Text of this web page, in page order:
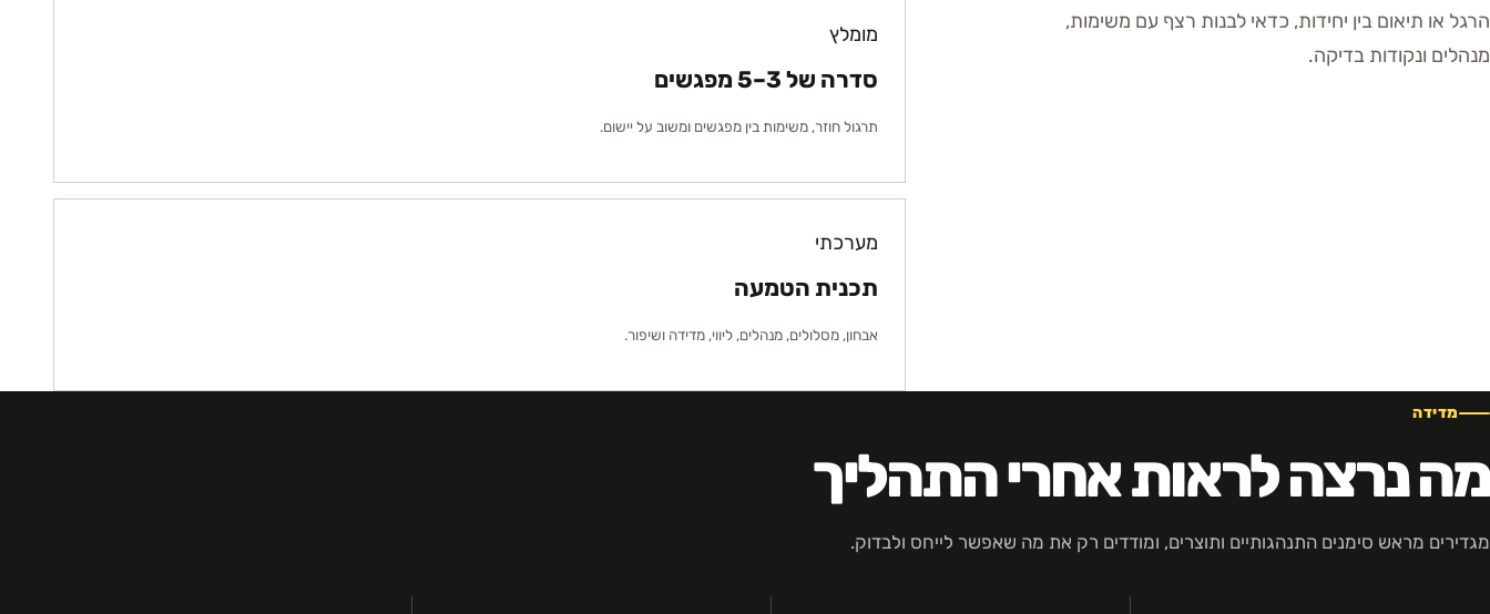
הרגל או תיאום בין יחידות, כדאי לבנות רצף עם משימות,
מנהלים ונקודות בדיקה.
מומלץ
סדרה של 3–5 מפגשים
תרגול חוזר, משימות בין מפגשים ומשוב על יישום.
מערכתי
תכנית הטמעה
אבחון, מסלולים, מנהלים, ליווי, מדידה ושיפור.
מדידה
מה נרצה לראות אחרי התהליך
מגדירים מראש סימנים התנהגותיים ותוצרים, ומודדים רק את מה שאפשר לייחס ולבדוק.